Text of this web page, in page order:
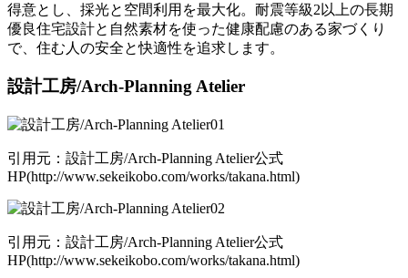
得意とし、採光と空間利用を最大化。耐震等級2以上の長期
優良住宅設計と自然素材を使った健康配慮のある家づくり
で、住む人の安全と快適性を追求します。
設計工房/Arch-Planning Atelier
引用元：設計工房/Arch-Planning Atelier公式
HP(http://www.sekeikobo.com/works/takana.html)
引用元：設計工房/Arch-Planning Atelier公式
HP(http://www.sekeikobo.com/works/takana.html)